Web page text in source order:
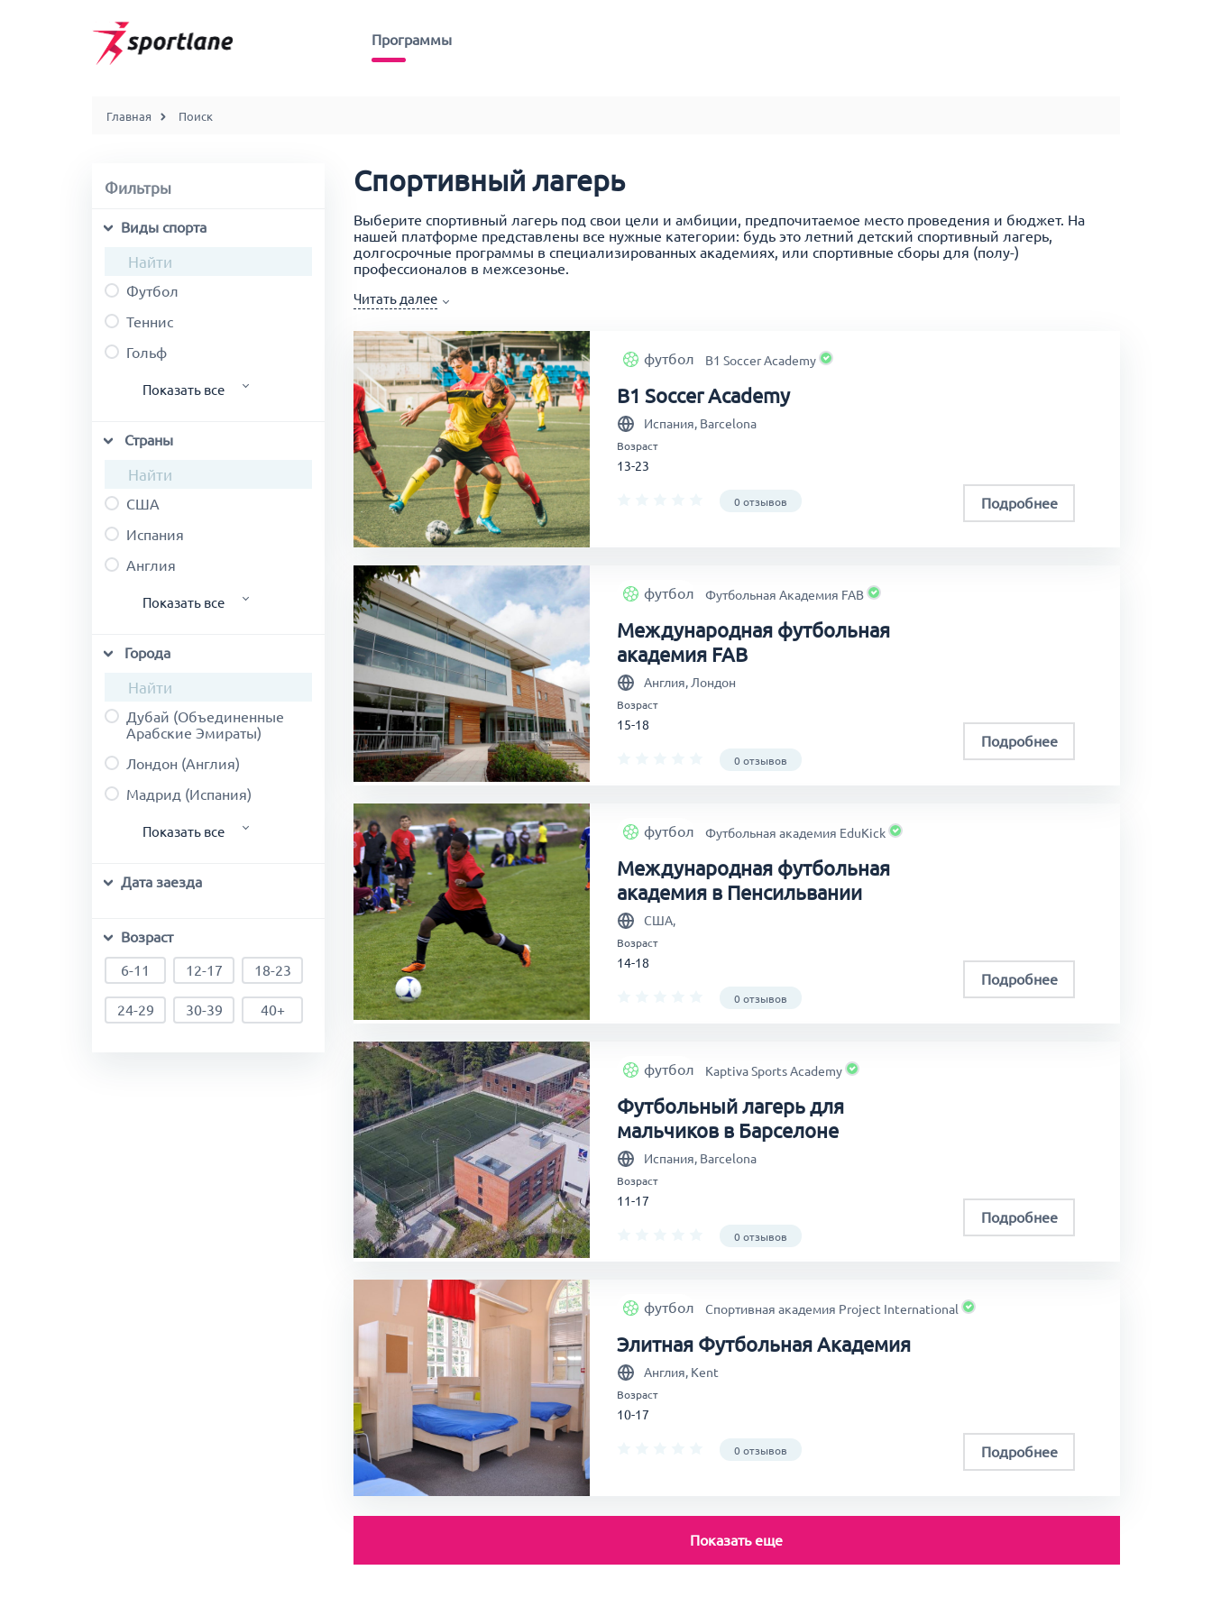
Программы
Главная Поиск
Фильтры
Виды спорта
Футбол
Теннис
Гольф
Показать все
Регби
Страны
США
Испания
Англия
Показать все
Португалия
Италия
Объединенные
Арабские Эмираты
Ирландия
Франция
Швеция
Города
Дубай (Объединенные
Арабские Эмираты)
Лондон (Англия)
Мадрид (Испания)
Показать все
Tarragona (Испания)
Phoenix (США)
Miami (США)
Fort Lauderdale (США)
Дата заезда
Возраст
6-11 12-17 18-23
24-29 30-39 40+
Спортивный лагерь
Выберите спортивный лагерь под свои цели и амбиции, предпочитаемое место проведения и бюджет. На
нашей платформе представлены все нужные категории: будь это летний детский спортивный лагерь,
долгосрочные программы в специализированных академиях, или спортивные сборы для (полу-)
профессионалов в межсезонье.
Читать далее
Используйте фильтры по виду спорта и стране для быстрого поиска. Мы работаем только с проверенными
организациями, оруганизующими спортивные лагеря, спортивные и тренировочные сборы. При этом наши
цены всегда ниже, чем при бронировании напрямую.
Не откладывайте регистрацию надолго, так как большинство программ имеет четкие дедлайны для подачи
заявок, а места, как правило, “разбираются” быстро. Это отличный шанс улучшить спортивные навыки,
испытать себя в официальных играх, сделать важный шаг в профессиональной спортивной карьере.
футбол B1 Soccer Academy
B1 Soccer Academy
Испания, Barcelona
Возраст
13-23
0 отзывов Подробнее
футбол Футбольная Академия FAB
Международная футбольная
академия FAB
Англия, Лондон
Возраст
15-18
0 отзывов
Подробнее
футбол Футбольная академия EduKick
Международная футбольная
академия в Пенсильвании
США,
Возраст
14-18
0 отзывов
Подробнее
футбол Kaptiva Sports Academy
Футбольный лагерь для
мальчиков в Барселоне
Испания, Barcelona
Возраст
11-17
0 отзывов
Подробнее
футбол Спортивная академия Project International
Элитная Футбольная Академия
Англия, Kent
Возраст
10-17
0 отзывов Подробнее
Показать еще
Спортивная академия Project International